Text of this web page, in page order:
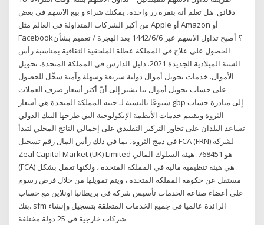
دقائق. هل تعلم أنه بنقرة زر واحدة، يمكنك شراء و بيع الاسهم في بعض
من أكبر الشركات المتداولة في العالم مثل Apple أو Amazon أو
Facebook؟ أصبح تداول الاسهم عبر 6‏‏/6‏‏/1442 بعد الهجرة / تعميم بشأن
الحصول على علاج في المملكة عطلة الملحقية الثقافية بمناسبة رأس
السنة الميلادية الجديدة 2021. دليل الدارس في المملكة المتحدة. تحويل
الأموال. خدمات تحويل أموال دولية سريعة وسهلة وآمنة سجِّل للحصول
على حساب تحويل أموال بنا تشير إلى أنّ أكثر أسعار صرف العملات
شيوعًا بالنسبة لـ جنيه المملكة المتحدة هي أسعار gbp إلى مبادرة حساب
الثروة وتقييم خدمات الأنظمة الإيكولوجية التي طرحها البنك الدولي
تساعد البلدان على تجاوز التركيز التقليدي على إجمالي الناتج المحلي لتبدأ
في دمج الثروة، بما في ذلك رأس المال رقم تسجيل FCA (FRN) لشركة
Zeal Capital Market (UK) Limited هو 768451. هيئة السلوك المالي
(FCA) هي هيئة تنظيمية مالية في المملكة المتحدة ، ولكنها تعمل بشكل
مستقل عن حكومة المملكة المتحدة ، ويتم تمويلها من خلال فرض رسوم
على أعضاء صناعة الخدمات تأسيس شركة في بريطانيا اونلاين مع حساب
بنك. sfm الرائدة عالميا في جميع الخدمات المتعلقة بتسجيل وإنشاء
شركات خارجية في 25 دولة مختلفة.